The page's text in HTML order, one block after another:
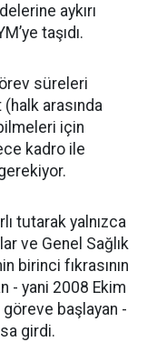
aykırı
taşıdı.
süreleri
arasında
için
kadro ile
tutarak yalnızca
ve Genel Sağlık
birinci fıkrasının
- yani 2008 Ekim
başlayan -
girdi.